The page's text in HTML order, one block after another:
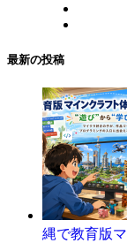
最新の投稿
縄で教育版